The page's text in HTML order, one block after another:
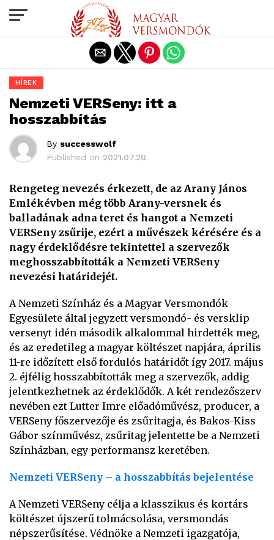
HÍREK
Nemzeti VERSeny: itt a
hosszabbítás
By successwolf
Published on 2021.07.20.
Rengeteg nevezés érkezett, de az Arany János
Emlékévben még több Arany-versnek és
balladának adna teret és hangot a Nemzeti
VERSeny zsűrije, ezért a művészek kérésére és a
nagy érdeklődésre tekintettel a szervezők
meghosszabbították a Nemzeti VERSeny
nevezési határidejét.
A Nemzeti Színház és a Magyar Versmondók
Egyesülete által jegyzett versmondó- és versklip
versenyt idén második alkalommal hirdették meg,
és az eredetileg a magyar költészet napjára, április
11-re időzített első fordulós határidőt így 2017. május
2. éjfélig hosszabbították meg a szervezők, addig
jelentkezhetnek az érdeklődők. A két rendezőszerv
nevében ezt Lutter Imre előadóművész, producer, a
VERSeny főszervezője és zsűritagja, és Bakos-Kiss
Gábor színművész, zsűritag jelentette be a Nemzeti
Színházban, egy performansz keretében.
Nemzeti VERSeny – a hosszabbítás bejelentése
A Nemzeti VERSeny célja a klasszikus és kortárs
költészet újszerű tolmácsolása, versmondás
népszerűsítése. Védnöke a Nemzeti igazgatója,
Exit mobile version